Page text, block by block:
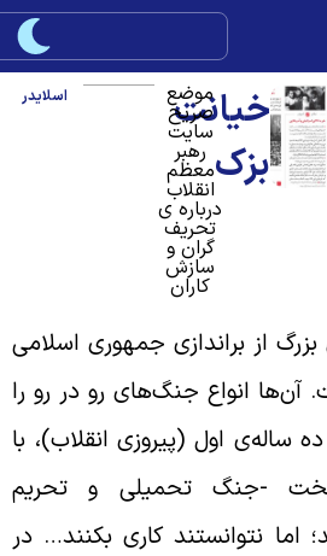
خیانت
بزک
موضع
صریح
سایت
رهبر
معظم
انقلاب
درباره ی
تحریف
گران و
سازش
کاران
اسلایدر
از براندازی جمهوری اسلامی
انواع جنگ‌های رو در رو را
ساله‌ی اول (پیروزی انقلاب)، با
-جنگ تحمیلی و تحریم
نتوانستند کاری بکنند… در